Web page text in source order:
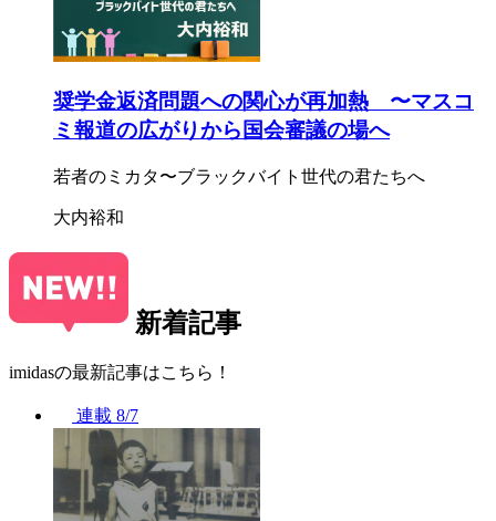
奨学金返済問題への関心が再加熱 〜マスコ
ミ報道の広がりから国会審議の場へ
若者のミカタ〜ブラックバイト世代の君たちへ
大内裕和
新着記事
imidasの最新記事はこちら！
連載 8/7